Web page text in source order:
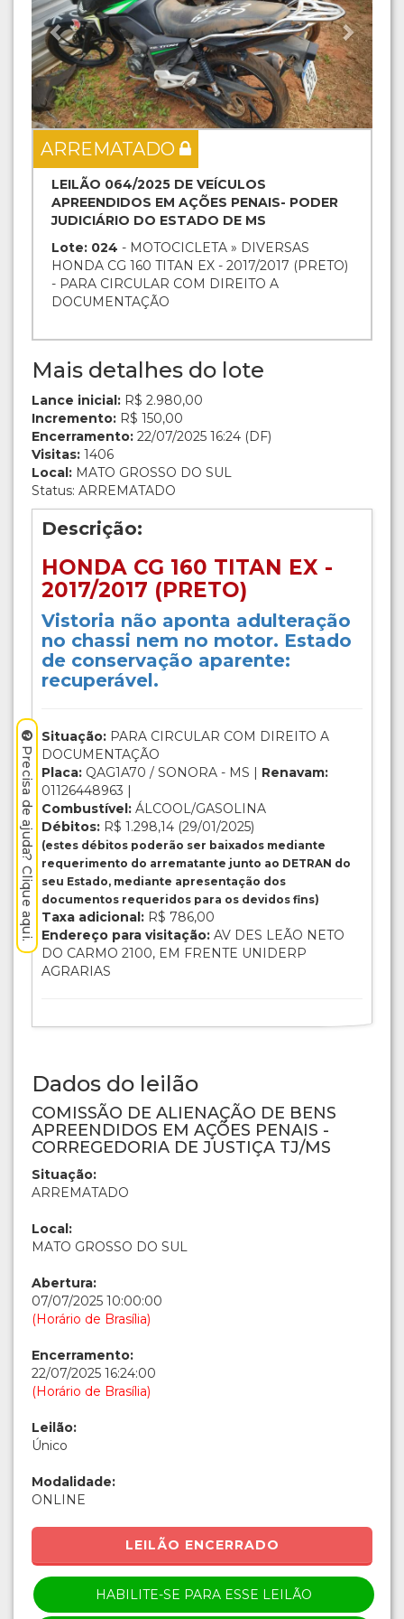
ARREMATADO
LEILÃO 064/2025 DE VEÍCULOS
APREENDIDOS EM AÇÕES PENAIS- PODER
JUDICIÁRIO DO ESTADO DE MS
Lote: 024 - MOTOCICLETA » DIVERSAS
HONDA CG 160 TITAN EX - 2017/2017 (PRETO)
- PARA CIRCULAR COM DIREITO A
DOCUMENTAÇÃO
Mais detalhes do lote
Lance inicial: R$ 2.980,00
Incremento: R$ 150,00
Encerramento: 22/07/2025 16:24 (DF)
Visitas: 1406
Local: MATO GROSSO DO SUL
Status: ARREMATADO
Descrição:
HONDA CG 160 TITAN EX -
2017/2017 (PRETO)
Vistoria não aponta adulteração
no chassi nem no motor. Estado
de conservação aparente:
recuperável.
Situação: PARA CIRCULAR COM DIREITO A
DOCUMENTAÇÃO
Placa: QAG1A70 / SONORA - MS | Renavam:
01126448963 |
Combustível: ÁLCOOL/GASOLINA
Débitos: R$ 1.298,14 (29/01/2025)
(estes débitos poderão ser baixados mediante
requerimento do arrematante junto ao DETRAN do
seu Estado, mediante apresentação dos
documentos requeridos para os devidos fins)
Taxa adicional: R$ 786,00
Endereço para visitação: AV DES LEÃO NETO
DO CARMO 2100, EM FRENTE UNIDERP
AGRARIAS
Dados do leilão
COMISSÃO DE ALIENAÇÃO DE BENS
APREENDIDOS EM AÇÕES PENAIS -
CORREGEDORIA DE JUSTIÇA TJ/MS
Situação:
ARREMATADO
Local:
MATO GROSSO DO SUL
Abertura:
07/07/2025 10:00:00
(Horário de Brasília)
Encerramento:
22/07/2025 16:24:00
(Horário de Brasília)
Leilão:
Único
Modalidade:
ONLINE
LEILÃO ENCERRADO
HABILITE-SE PARA ESSE LEILÃO
Precisa de ajuda? Clique aqui.